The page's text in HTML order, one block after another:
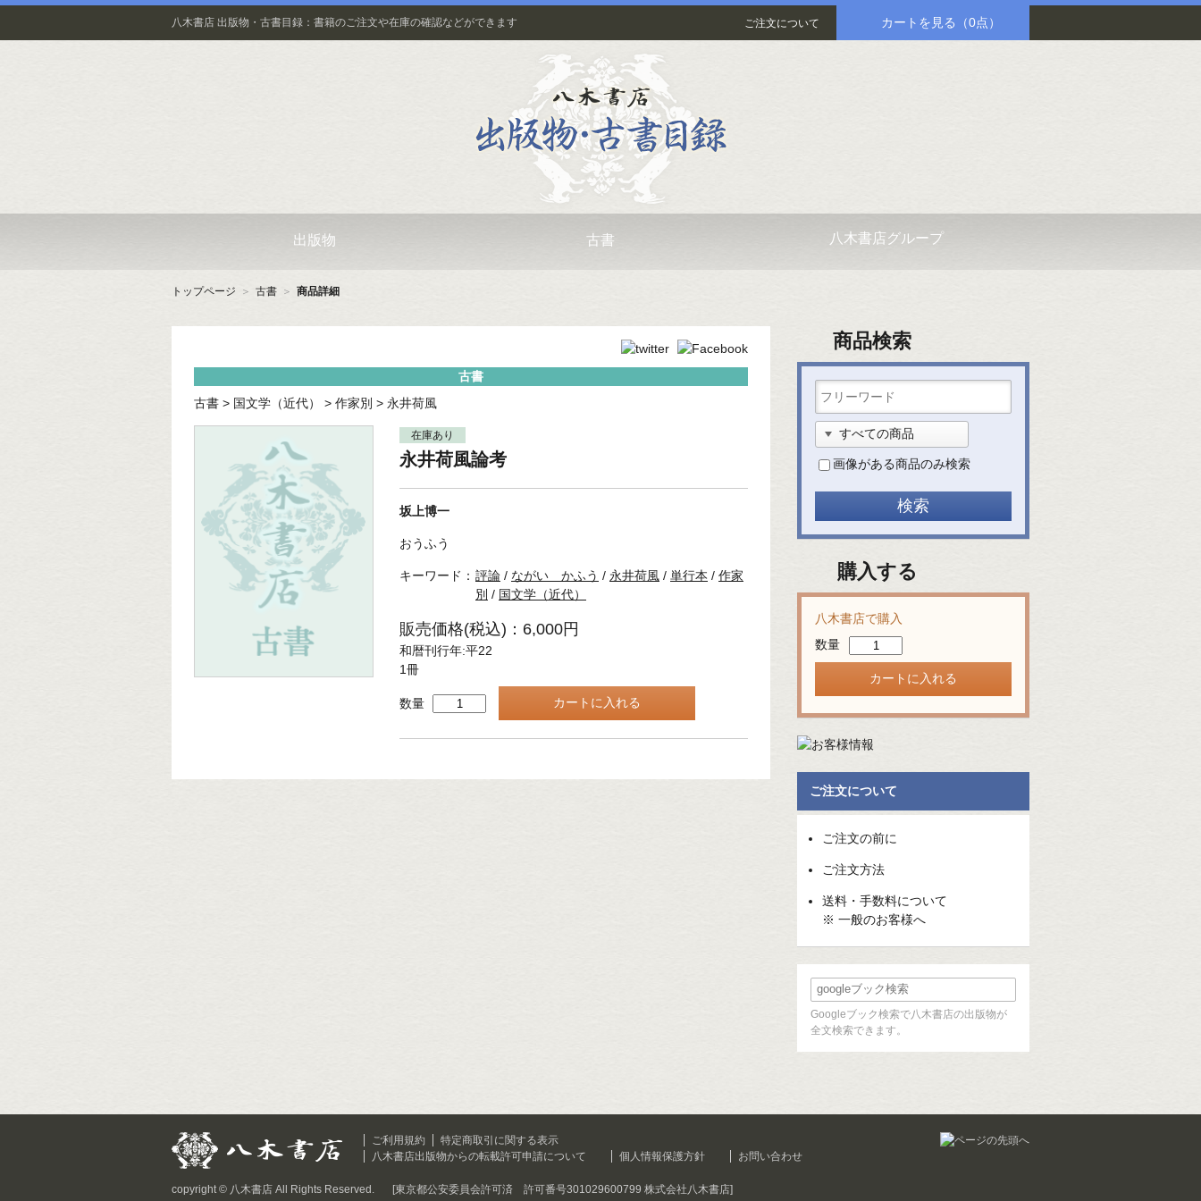
八木書店 出版物・古書目録：書籍のご注文や在庫の確認などができます ご注文について カートを見る （0点）
出版物 古書 八木書店グループ
トップページ ＞ 古書 ＞ 商品詳細
古書
古書 > 国文学（近代） > 作家別 > 永井荷風
在庫あり
永井荷風論考
坂上博一
おうふう
キーワード： 評論 / ながい かふう / 永井荷風 / 単行本 / 作家
別 / 国文学（近代）
販売価格(税込)：6,000円
和暦刊行年:平22
1冊
数量
商品検索
画像がある商品のみ検索
購入する
八木書店で購入
数量
ご注文について
ご注文の前に
ご注文方法
送料・手数料について
※ 一般のお客様へ
Googleブック検索で八木書店の出版物が
全文検索できます。
ご利用規約
特定商取引に関する表示
八木書店出版物からの転載許可申請について
個人情報保護方針 お問い合わせ
copyright © 八木書店 All Rights Reserved. [東京都公安委員会許可済 許可番号301029600799 株式会社八木書店]